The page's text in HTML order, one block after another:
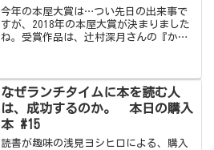
今年の本屋大賞は…つい先日の出来事で
すが、2018年の本屋大賞が決まりました
ね。受賞作品は、辻村深月さんの『かが
屋大賞という栄えあるタ...
なぜランチタイムに本を読む人
は、成功するのか。 本日の購入
本 #15
読書が趣味の浅見ヨシヒロによる、購入